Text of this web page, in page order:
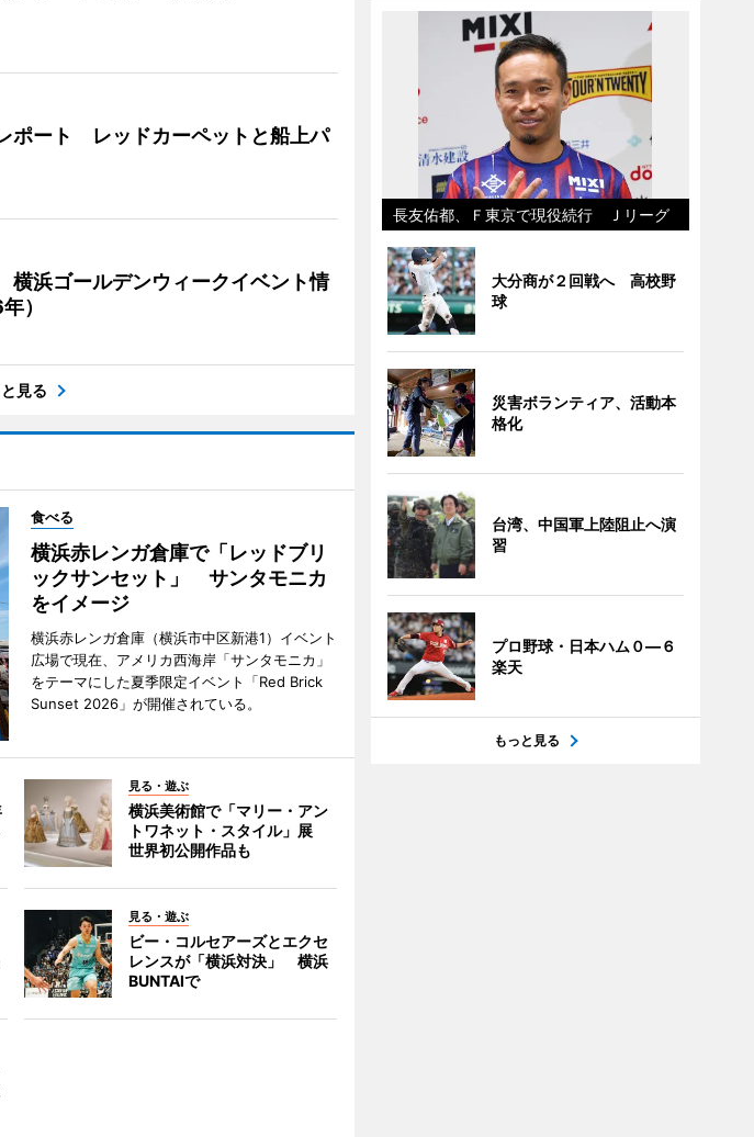
ポート レッドカーペットと船上パ
浜ゴールデンウィークイベント情
）
見る
食べる
横浜赤レンガ倉庫で「レッドブリ
ックサンセット」 サンタモニカ
をイメージ
横浜赤レンガ倉庫（横浜市中区新港1）イベント
広場で現在、アメリカ西海岸「サンタモニカ」
をテーマにした夏季限定イベント「Red Brick
Sunset 2026」が開催されている。
見る・遊ぶ
横浜美術館で「マリー・アン
トワネット・スタイル」展
世界初公開作品も
見る・遊ぶ
ビー・コルセアーズとエクセ
レンスが「横浜対決」 横浜
BUNTAIで
長友佑都、Ｆ東京で現役続行 Ｊリーグ
大分商が２回戦へ 高校野
球
災害ボランティア、活動本
格化
台湾、中国軍上陸阻止へ演
習
プロ野球・日本ハム０―６
楽天
もっと見る